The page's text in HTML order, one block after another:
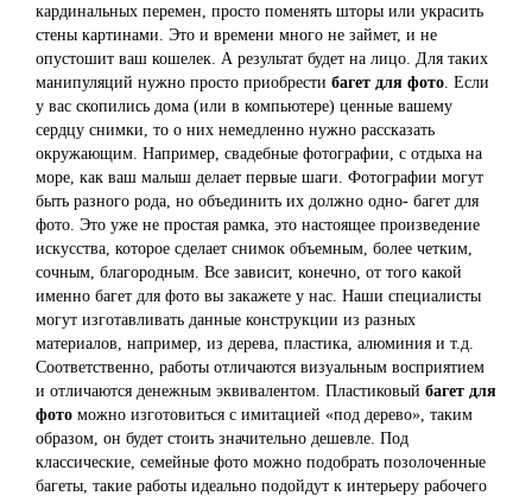
кардинальных перемен, просто поменять шторы или украсить
стены картинами. Это и времени много не займет, и не
опустошит ваш кошелек. А результат будет на лицо. Для таких
манипуляций нужно просто приобрести багет для фото . Если
у вас скопились дома (или в компьютере) ценные вашему
сердцу снимки, то о них немедленно нужно рассказать
окружающим. Например, свадебные фотографии, с отдыха на
море, как ваш малыш делает первые шаги. Фотографии могут
быть разного рода, но объединить их должно одно- багет для
фото. Это уже не простая рамка, это настоящее произведение
искусства, которое сделает снимок объемным, более четким,
сочным, благородным. Все зависит, конечно, от того какой
именно багет для фото вы закажете у нас. Наши специалисты
могут изготавливать данные конструкции из разных
материалов, например, из дерева, пластика, алюминия и т.д.
Соответственно, работы отличаются визуальным восприятием
и отличаются денежным эквивалентом. Пластиковый багет для
фото можно изготовиться с имитацией «под дерево», таким
образом, он будет стоить значительно дешевле. Под
классические, семейные фото можно подобрать позолоченные
багеты, такие работы идеально подойдут к интерьеру рабочего